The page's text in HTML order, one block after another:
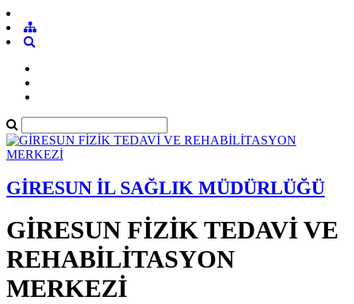
GİRESUN İL SAĞLIK MÜDÜRLÜĞÜ
GİRESUN FİZİK TEDAVİ VE
REHABİLİTASYON
MERKEZİ